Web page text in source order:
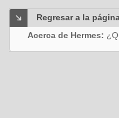
Regresar a la
Acerca de Hermes: